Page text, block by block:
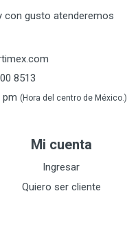
77
con gusto atenderemos
8513
pm (Hora del centro de México.)
Mi cuenta
Ingresar
Quiero ser cliente